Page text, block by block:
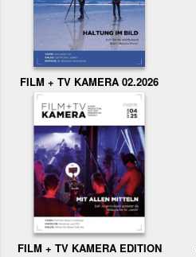
FILM + TV KAMERA 02.2026
FILM + TV KAMERA EDITION